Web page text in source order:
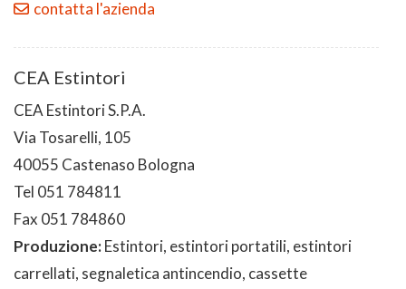
contatta l'azienda
CEA Estintori
CEA Estintori S.P.A.
Via Tosarelli, 105
40055 Castenaso Bologna
Tel 051 784811
Fax 051 784860
Produzione:Estintori, estintori portatili, estintori
carrellati, segnaletica antincendio, cassette